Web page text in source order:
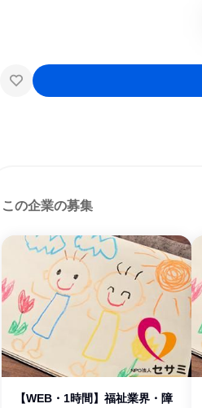
この企業の募集
【WEB・1時間】福祉業界・障